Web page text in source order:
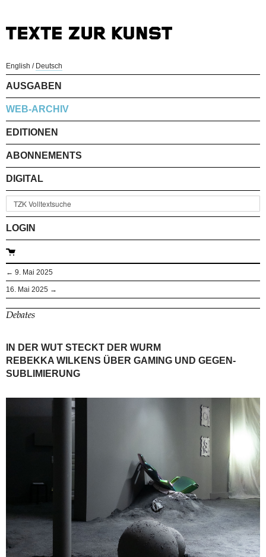
English / Deutsch
AUSGABEN
WEB-ARCHIV
EDITIONEN
ABONNEMENTS
DIGITAL
LOGIN
← 9. Mai 2025
16. Mai 2025 →
Debates
IN DER WUT STECKT DER WURM
REBEKKA WILKENS ÜBER GAMING UND GEGEN-
SUBLIMIERUNG